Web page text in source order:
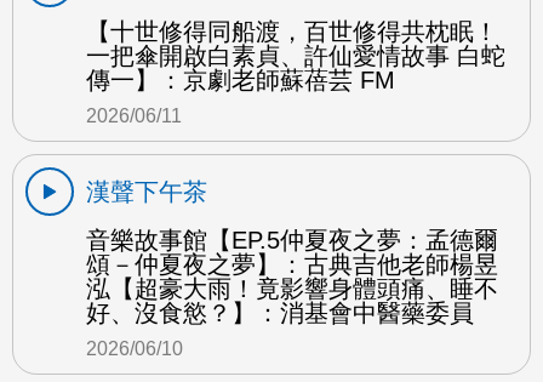
【十世修得同船渡，百世修得共枕眠！
一把傘開啟白素貞、許仙愛情故事 白蛇
傳一】：京劇老師蘇蓓芸 FM
2026/06/11
漢聲下午茶
音樂故事館【EP.5仲夏夜之夢：孟德爾
頌－仲夏夜之夢】：古典吉他老師楊昱
泓【超豪大雨！竟影響身體頭痛、睡不
好、沒食慾？】：消基會中醫藥委員
2026/06/10